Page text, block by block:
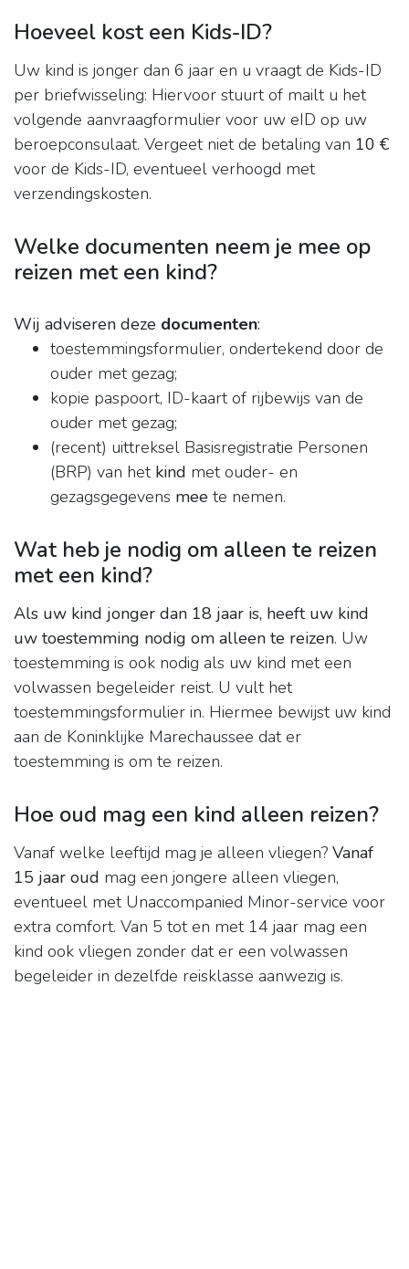
Hoeveel kost een Kids-ID?
Uw kind is jonger dan 6 jaar en u vraagt de Kids-ID
per briefwisseling: Hiervoor stuurt of mailt u het
volgende aanvraagformulier voor uw eID op uw
beroepconsulaat. Vergeet niet de betaling van 10 €
voor de Kids-ID, eventueel verhoogd met
verzendingskosten.
Welke documenten neem je mee op
reizen met een kind?
Wij adviseren deze documenten:
toestemmingsformulier, ondertekend door de
ouder met gezag;
kopie paspoort, ID-kaart of rijbewijs van de
ouder met gezag;
(recent) uittreksel Basisregistratie Personen
(BRP) van het kind met ouder- en
gezagsgegevens mee te nemen.
Wat heb je nodig om alleen te reizen
met een kind?
Als uw kind jonger dan 18 jaar is, heeft uw kind
uw toestemming nodig om alleen te reizen. Uw
toestemming is ook nodig als uw kind met een
volwassen begeleider reist. U vult het
toestemmingsformulier in. Hiermee bewijst uw kind
aan de Koninklijke Marechaussee dat er
toestemming is om te reizen.
Hoe oud mag een kind alleen reizen?
Vanaf welke leeftijd mag je alleen vliegen? Vanaf
15 jaar oud mag een jongere alleen vliegen,
eventueel met Unaccompanied Minor-service voor
extra comfort. Van 5 tot en met 14 jaar mag een
kind ook vliegen zonder dat er een volwassen
begeleider in dezelfde reisklasse aanwezig is.